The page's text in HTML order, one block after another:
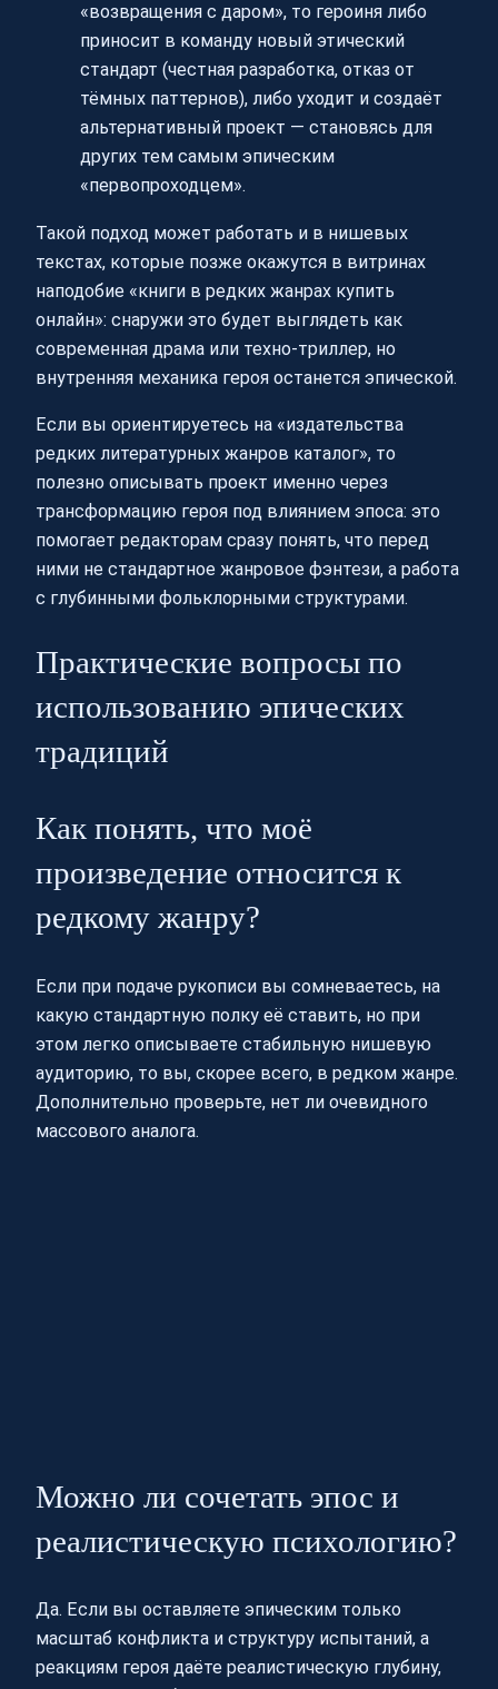
«возвращения с даром», то героиня либо
приносит в команду новый этический
стандарт (честная разработка, отказ от
тёмных паттернов), либо уходит и создаёт
альтернативный проект — становясь для
других тем самым эпическим
«первопроходцем».
Такой подход может работать и в нишевых
текстах, которые позже окажутся в витринах
наподобие «книги в редких жанрах купить
онлайн»: снаружи это будет выглядеть как
современная драма или техно-триллер, но
внутренняя механика героя останется эпической.
Если вы ориентируетесь на «издательства
редких литературных жанров каталог», то
полезно описывать проект именно через
трансформацию героя под влиянием эпоса: это
помогает редакторам сразу понять, что перед
ними не стандартное жанровое фэнтези, а работа
с глубинными фольклорными структурами.
Практические вопросы по
использованию эпических
традиций
Как понять, что моё
произведение относится к
редкому жанру?
Если при подаче рукописи вы сомневаетесь, на
какую стандартную полку её ставить, но при
этом легко описываете стабильную нишевую
аудиторию, то вы, скорее всего, в редком жанре.
Дополнительно проверьте, нет ли очевидного
массового аналога.
Можно ли сочетать эпос и
реалистическую психологию?
Да. Если вы оставляете эпическим только
масштаб конфликта и структуру испытаний, а
реакциям героя даёте реалистическую глубину,